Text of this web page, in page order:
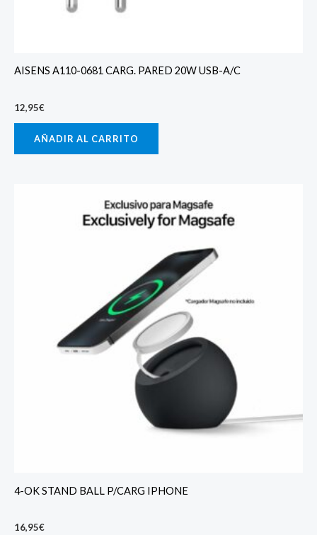
AISENS A110-0681 CARG. PARED 20W USB-A/C
12,95€
AÑADIR AL CARRITO
4-OK STAND BALL P/CARG IPHONE
16,95€